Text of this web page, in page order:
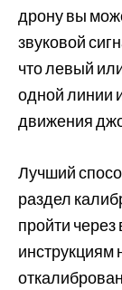
дрону вы
звуковой
что левый
одной линии
движения
Лучший
раздел
пройти через
инструкциям